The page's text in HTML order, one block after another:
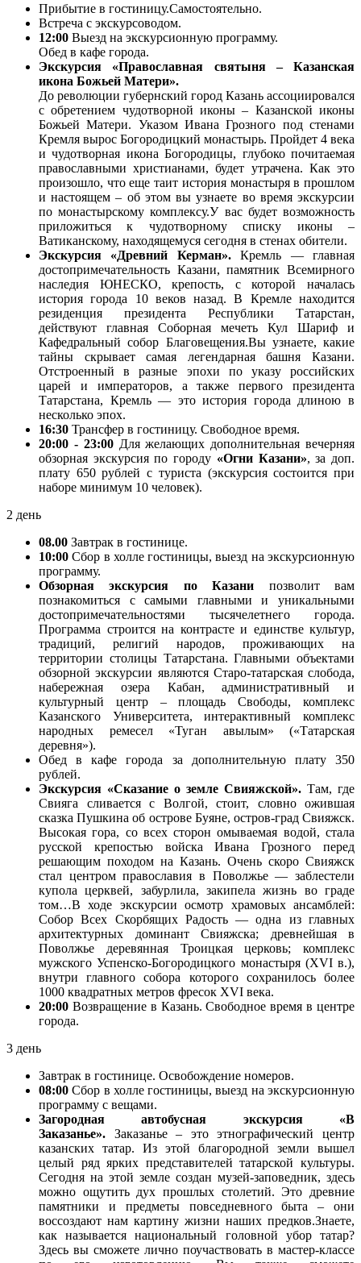
Прибытие в гостиницу.Самостоятельно.
Встреча с экскурсоводом.
12:00 Выезд на экскурсионную программу.
Обед в кафе города.
Экскурсия «Православная святыня – Казанская
икона Божьей Матери».
До революции губернский город Казань ассоциировался
с обретением чудотворной иконы – Казанской иконы
Божьей Матери. Указом Ивана Грозного под стенами
Кремля вырос Богородицкий монастырь. Пройдет 4 века
и чудотворная икона Богородицы, глубоко почитаемая
православными христианами, будет утрачена. Как это
произошло, что еще таит история монастыря в прошлом
и настоящем – об этом вы узнаете во время экскурсии
по монастырскому комплексу.У вас будет возможность
приложиться к чудотворному списку иконы –
Ватиканскому, находящемуся сегодня в стенах обители.
Экскурсия «Древний Керман».Кремль — главная
достопримечательность Казани, памятник Всемирного
наследия ЮНЕСКО, крепость, с которой началась
история города 10 веков назад. В Кремле находится
резиденция президента Республики Татарстан,
действуют главная Соборная мечеть Кул Шариф и
Кафедральный собор Благовещения.Вы узнаете, какие
тайны скрывает самая легендарная башня Казани.
Отстроенный в разные эпохи по указу российских
царей и императоров, а также первого президента
Татарстана, Кремль — это история города длиною в
несколько эпох.
16:30 Трансфер в гостиницу. Свободное время.
20:00 - 23:00Для желающих дополнительная вечерняя
обзорная экскурсия по городу «Огни Казани», за доп.
плату 650 рублей с туриста (экскурсия состоится при
наборе минимум 10 человек).
2 день
08.00 Завтрак в гостинице.
10:00 Сбор в холле гостиницы, выезд на экскурсионную
программу.
Обзорная экскурсия по Казани позволит вам
познакомиться с самыми главными и уникальными
достопримечательностями тысячелетнего города.
Программа строится на контрасте и единстве культур,
традиций, религий народов, проживающих на
территории столицы Татарстана. Главными объектами
обзорной экскурсии являются Старо-татарская слобода,
набережная озера Кабан, административный и
культурный центр – площадь Свободы, комплекс
Казанского Университета, интерактивный комплекс
народных ремесел «Туган авылым» («Татарская
деревня»).
Обед в кафе города за дополнительную плату 350
рублей.
Экскурсия «Сказание о земле Свияжской». Там, где
Свияга сливается с Волгой, стоит, словно ожившая
сказка Пушкина об острове Буяне, остров-град Свияжск.
Высокая гора, со всех сторон омываемая водой, стала
русской крепостью войска Ивана Грозного перед
решающим походом на Казань. Очень скоро Свияжск
стал центром православия в Поволжье — заблестели
купола церквей, забурлила, закипела жизнь во граде
том…В ходе экскурсии осмотр храмовых ансамблей:
Собор Всех Скорбящих Радость — одна из главных
архитектурных доминант Свияжска; древнейшая в
Поволжье деревянная Троицкая церковь; комплекс
мужского Успенско-Богородицкого монастыря (XVI в.),
внутри главного собора которого сохранилось более
1000 квадратных метров фресок XVI века.
20:00 Возвращение в Казань. Свободное время в центре
города.
3 день
Завтрак в гостинице. Освобождение номеров.
08:00 Сбор в холле гостиницы, выезд на экскурсионную
программу с вещами.
Загородная автобусная экскурсия «В
Заказанье». Заказанье – это этнографический центр
казанских татар. Из этой благородной земли вышел
целый ряд ярких представителей татарской культуры.
Сегодня на этой земле создан музей-заповедник, здесь
можно ощутить дух прошлых столетий. Это древние
памятники и предметы повседневного быта – они
воссоздают нам картину жизни наших предков.Знаете,
как называется национальный головной убор татар?
Здесь вы сможете лично поучаствовать в мастер-классе